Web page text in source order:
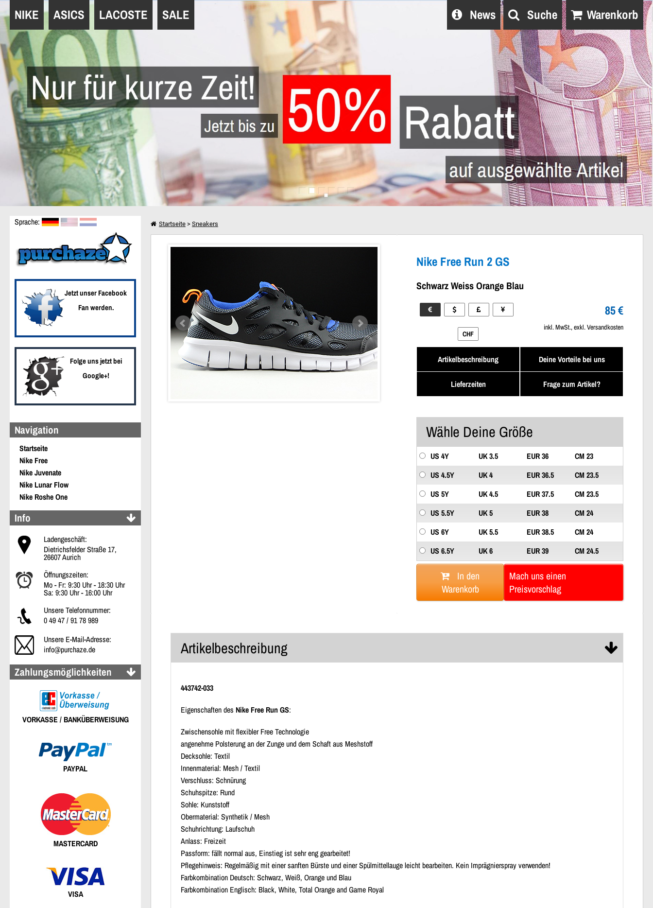
NIKE ASICS LACOSTE SALE News Suche Warenkorb
Dein Warenkorb ist leer!
Weiter einkaufen
Sprache:
Jetzt unser Facebook
Fan werden.
Folge uns jetzt bei
Google+!
Navigation
Startseite
Nike Free
Nike Juvenate
Nike Lunar Flow
Nike Roshe One
Info
Ladengeschäft:
Dietrichsfelder Straße 17,
26607 Aurich
Öffnungszeiten:
Mo - Fr: 9:30 Uhr - 18:30 Uhr
Sa: 9:30 Uhr - 16:00 Uhr
Unsere Telefonnummer:
0 49 47 / 91 78 989
Unsere E-Mail-Adresse:
info@purchaze.de
Zahlungsmöglichkeiten
VORKASSE / BANKÜBERWEISUNG
PAYPAL
MASTERCARD
VISA
Startseite > Sneakers
Nike Free Run 2 GS Schwarz Weiss Orange Blau
Nike Free Run 2 GS
Schwarz Weiss Orange Blau
CHF
85 €
inkl. MwSt., exkl. Versandkosten
Artikelbeschreibung
Lieferzeiten
Deine Vorteile bei uns
Frage zum Artikel?
Wähle Deine Größe
US 4Y UK 3.5 EUR 36
CM 23
US 4.5Y
UK 4 EUR 36.5
CM 23.5
US 5Y
UK 4.5 EUR 37.5
CM 23.5
US 5.5Y
UK 5 EUR 38
CM 24
US 6Y
UK 5.5 EUR 38.5
CM 24
US 6.5Y
UK 6 EUR 39 CM 24.5
In den
Warenkorb
Mach uns einen
Preisvorschlag
Artikelbeschreibung
443742-033
Eigenschaften des Nike Free Run GS:
Zwischensohle mit flexibler Free Technologie
angenehme Polsterung an der Zunge und dem Schaft aus Meshstoff
Decksohle: Textil
Innenmaterial: Mesh / Textil
Verschluss: Schnürung
Schuhspitze: Rund
Sohle: Kunststoff
Obermaterial: Synthetik / Mesh
Schuhrichtung: Laufschuh
Anlass: Freizeit
Passform: fällt normal aus, Einstieg ist sehr eng gearbeitet!
Pflegehinweis: Regelmäßig mit einer sanften Bürste und einer Spülmittellauge leicht bearbeiten. Kein Imprägnierspray verwenden!
Farbkombination Deutsch: Schwarz, Weiß, Orange und Blau
Farbkombination Englisch: Black, White, Total Orange and Game Royal